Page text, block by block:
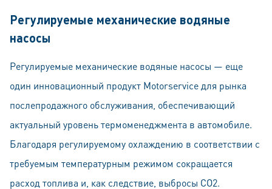
Pегулируемые механические водяные
насосы
Регулируемые механические водяные насосы — еще
один инновационный продукт Motorservice для рынка
послепродажного обслуживания, обеспечивающий
актуальный уровень термоменеджмента в автомобиле.
Благодаря регулируемому охлаждению в соответствии с
требуемым температурным режимом сокращается
расход топлива и, как следствие, выбросы CO2.